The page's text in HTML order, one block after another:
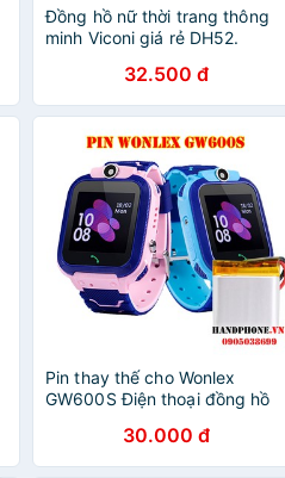
Đồng hồ nữ thời trang thông
minh Viconi giá rẻ DH52.
32.500 đ
Pin thay thế cho Wonlex
GW600S Điện thoại đồng hồ
30.000 đ